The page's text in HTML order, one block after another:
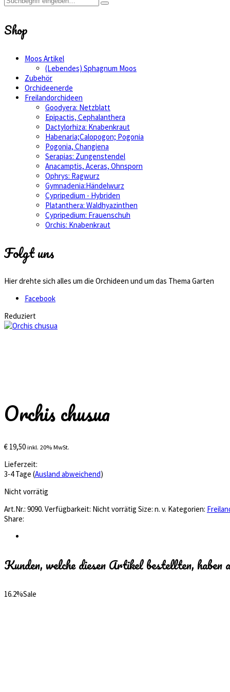
Shop
Moos Artikel
(Lebendes) Sphagnum Moos
Zubehör
Orchideenerde
Freilandorchideen
Goodyera: Netzblatt
Epipactis, Cephalanthera
Dactylorhiza: Knabenkraut
Habenaria;Calopogon; Pogonia
Pogonia, Changiena
Serapias: Zungenstendel
Anacamptis, Aceras, Ohnsporn
Ophrys: Ragwurz
Gymnadenia:Händelwurz
Cypripedium - Hybriden
Platanthera: Waldhyazinthen
Cypripedium: Frauenschuh
Orchis: Knabenkraut
Folgt uns
Hier drehte sich alles um die Orchideen und um das Thema Garten
Facebook
Reduziert
Orchis chusua
€ 19,50 inkl. 20% MwSt.
Lieferzeit:
3-4 Tage (Ausland abweichend)
Nicht vorrätig
Art.Nr.: 9090. Verfügbarkeit: Nicht vorrätig Size: n. v. Kategorien:
Share:
Kunden, welche diesen Artikel bestellten,
16.2%Sale